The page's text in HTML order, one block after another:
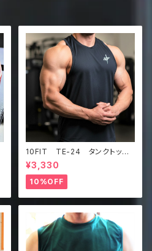
10FIT TE-24 タンクトッ
プ メッシュ ジムウェア トレ
ーニング 筋トレ 黒 Tankt
op
¥3,330
10%OFF